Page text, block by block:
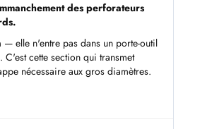
des perforateurs
— elle n'entre pas dans un porte-outil
C'est cette section qui transmet
nécessaire aux gros diamètres.